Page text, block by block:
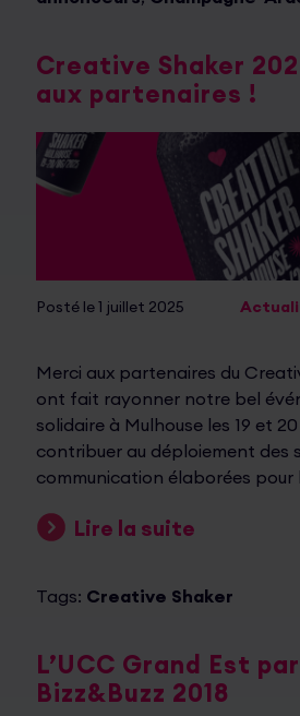
Creative Shaker
aux partenaires !
Posté le 1 juillet 2025
Merci aux partenaires du
ont fait rayonner notre bel
solidaire à Mulhouse les 19 et
contribuer au déploiement des
communication élaborées pour
Lire la suite
Tags: Creative Shaker
L’UCC Grand Est
Bizz&Buzz 2018